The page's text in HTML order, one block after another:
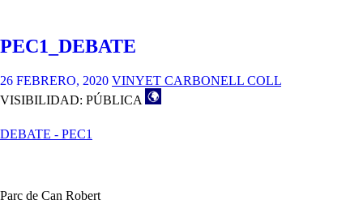
DEBATE
PEC1_DEBATE
26 FEBRERO, 2020 VINYET CARBONELL COLL
VISIBILIDAD: PÚBLICA
DEBATE - PEC1
Parc de Can Robert